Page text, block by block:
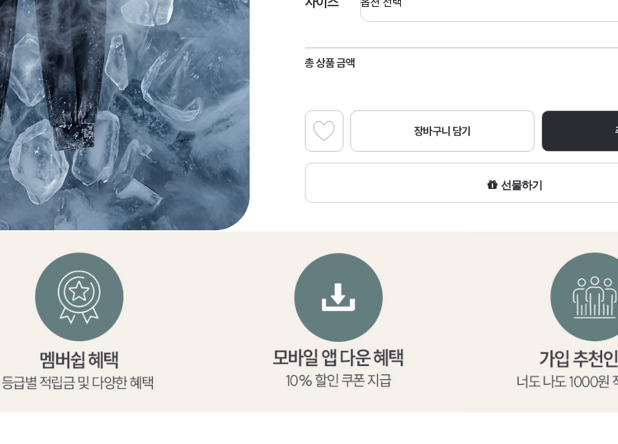
총 상품 금액
장바구니 담기
선물하기